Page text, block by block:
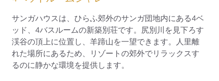
サンガハウスは、ひらふ郊外のサンガ団地内にある4ベ
ッド、4バスルームの新築別荘です。尻別川を見下ろす
渓谷の頂上に位置し、羊蹄山を一望できます。人里離
れた場所にあるため、リゾートの郊外でリラックスす
るのに静かな環境を提供します。